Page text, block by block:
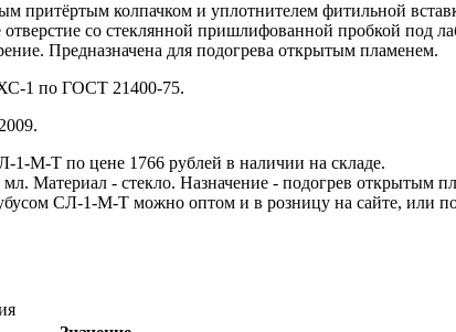
притёртым колпачком и уплотнителем фитильной
отверстие со стеклянной пришлифованной пробкой
Предназначена для подогрева открытым пламенем.
ХС-1 по ГОСТ 21400-75.
1-М-Т по цене 1766 рублей в наличии на складе.
Материал - стекло. Назначение - подогрев открытым
СЛ-1-М-Т можно оптом и в розницу на сайте, или